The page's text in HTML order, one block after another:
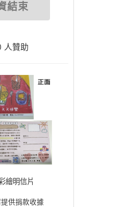
結束
贊助
繪明信片
供捐款收據